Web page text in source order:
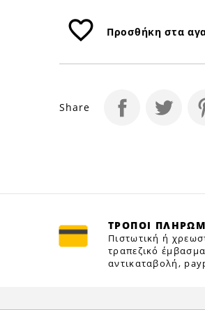
favorite_border Προσθήκη στα
Share
ΤΡΟΠΟΙ
Πιστωτική ή
τραπεζικό
αντικαταβολή,